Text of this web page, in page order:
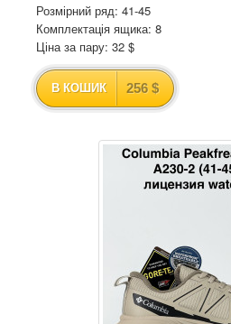
Розмірний ряд: 41-45
Комплектація ящика: 8
Ціна за пару: 32 $
В КОШИК 256 $